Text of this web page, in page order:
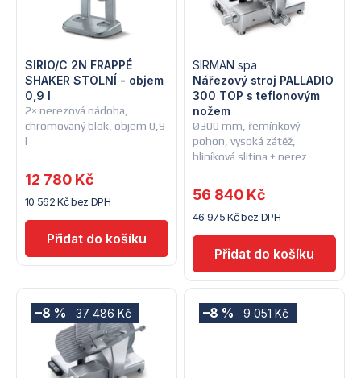
p
o
d
u
s
p
o
d
k
2× nerezová nádoba,
chromovaný blok, objem 0,9
l
SIRIO/C 2N FRAPPÉ
SHAKER STOLNÍ - objem
0,9 l
10 562 Kč bez DPH
12 780 Kč
Ø300 mm, řemínkový
pohon, vysoká zátěž,
hliníková slitina + nerez
Nářezový stroj PALLADIO
300 TOP s teflo­novým
nožem
SIRMAN spa
46 975 Kč bez DPH
56 840 Kč
37 486 Kč
–8 % 9 051 Kč
–8 %